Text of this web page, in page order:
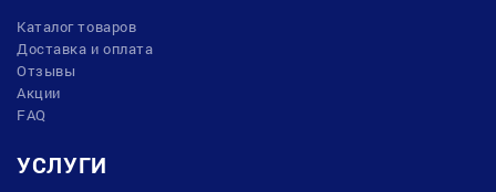
Каталог товаров
Доставка и оплата
Отзывы
Акции
FAQ
УСЛУГИ